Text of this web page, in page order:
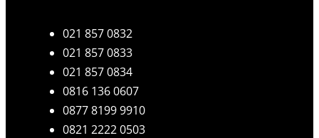
021 857 0832
021 857 0833
021 857 0834
0816 136 0607
0877 8199 9910
0821 2222 0503